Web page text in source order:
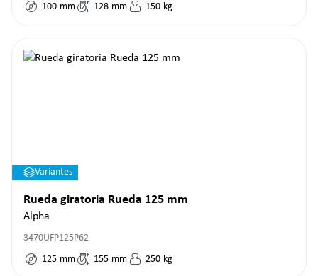
100 mm 128 mm 150 kg
Variantes
Rueda giratoria Rueda 125 mm
Alpha
3470UFP125P62
125 mm 155 mm 250 kg